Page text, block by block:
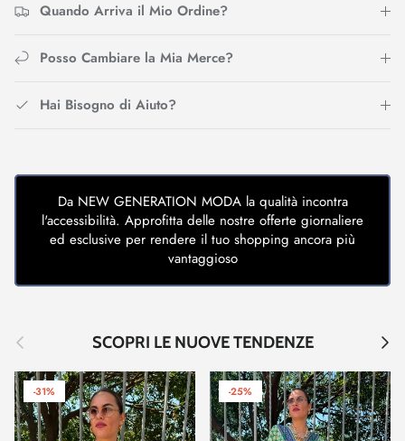
Quando Arriva il Mio Ordine?
Posso Cambiare la Mia Merce?
Hai Bisogno di Aiuto?
Da NEW GENERATION MODA la qualità incontra
l'accessibilità. Approfitta delle nostre offerte giornaliere
ed esclusive per rendere il tuo shopping ancora più
vantaggioso
Indietro SCOPRI LE NUOVE TENDENZE
-31% -25%